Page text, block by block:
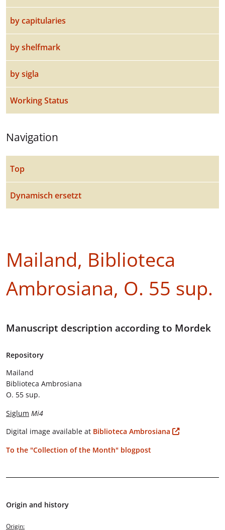
by capitularies
by shelfmark
by sigla
Working Status
Navigation
Top
Dynamisch ersetzt
Mailand, Biblioteca
Ambrosiana, O. 55 sup.
Manuscript description according to Mordek
Repository
Mailand
Biblioteca Ambrosiana
O. 55 sup.
Siglum Mi4
Digital image available at Biblioteca Ambrosiana
To the "Collection of the Month" blogpost
Origin and history
Origin: